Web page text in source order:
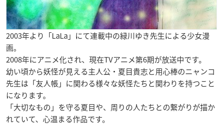
2003年より「LaLa」にて連載中の緑川ゆき先生による少女漫
画。
2008年にアニメ化され、現在TVアニメ第6期が放送中です。
幼い頃から妖怪が見える主人公・夏目貴志と用心棒のニャンコ
先生は「友人帳」に関わる様々な妖怪たちと関わりを持つこと
になります。
「大切なもの」を守る夏目や、周りの人たちとの繋がりが描か
れていて、心温まる作品です。